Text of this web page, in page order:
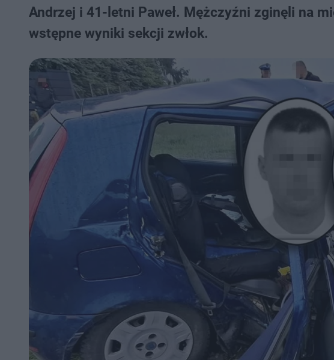
Andrzej i 41-letni Paweł. Mężczyźni zginęli na
wstępne wyniki sekcji zwłok.